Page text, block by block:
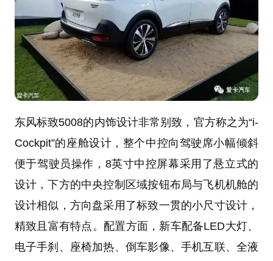
东风标致5008的内饰设计非常别致，官方称之为“i-
Cockpit”的座舱设计，整个中控向驾驶席小幅倾斜
便于驾驶员操作，8英寸中控屏幕采用了悬立式的
设计，下方的中央控制区域按钮布局与飞机机舱的
设计相似，方向盘采用了标致一贯的小尺寸设计，
精致且富有特点。配置方面，新车配备LED大灯、
电子手刹、座椅加热、倒车影像、手机互联、全液